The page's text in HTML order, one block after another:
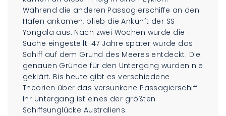
Während die anderen Passagierschiffe an den
Häfen ankamen, blieb die Ankunft der SS
Yongala aus. Nach zwei Wochen wurde die
Suche eingestellt. 47 Jahre später wurde das
Schiff auf dem Grund des Meeres entdeckt. Die
genauen Gründe für den Untergang wurden nie
geklärt. Bis heute gibt es verschiedene
Theorien über das versunkene Passagierschiff.
Ihr Untergang ist eines der größten
Schiffsunglücke Australiens.